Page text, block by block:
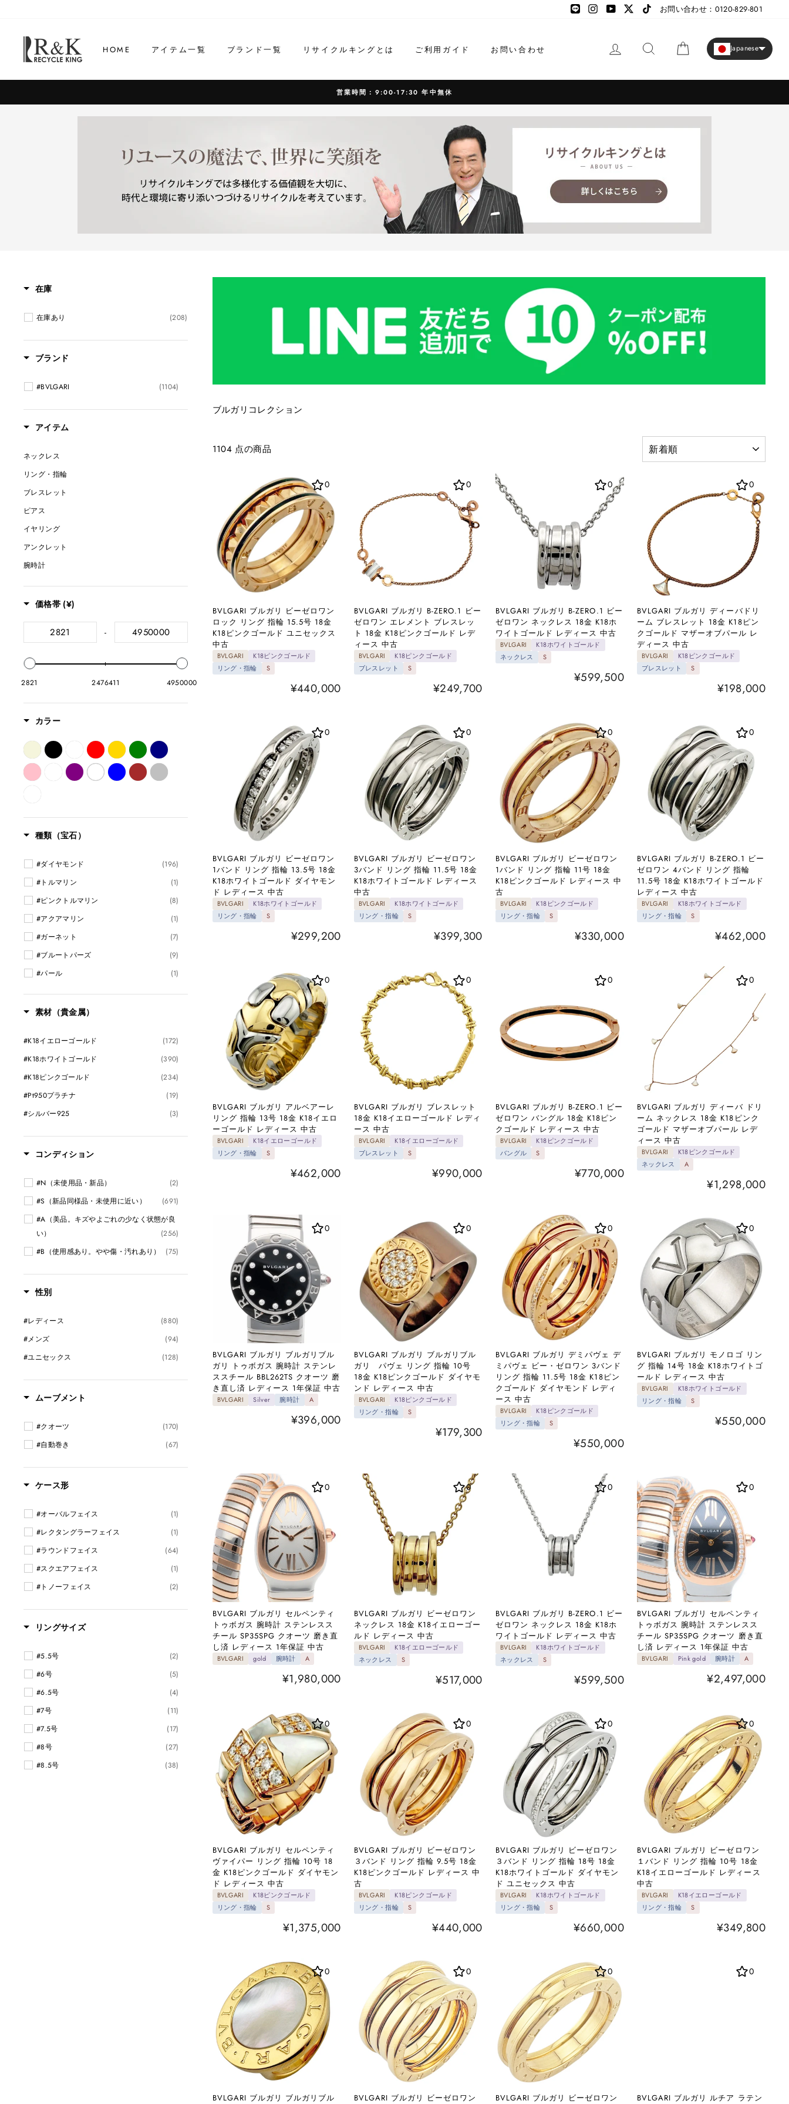
ス
LINE
LINE InstagramYouTube TikTok
お問い合わせ：0120-829-801
HOME アイテム一覧 ブランド一覧 リサイクルキングとは ご利用ガイド お問い合わせ ログイン カート Japanese
営業時間：9:00-17:30 年中無休
在庫
在庫あり (208)
ブランド
#BVLGARI (1104)
アイテム
ネックレス
リング・指輪
ブレスレット
ピアス
イヤリング
アンクレット
腕時計
ペンダント
コインペンダント
喜平
財布
価格帯 (¥)
-
2821 2476411 4950000
カラー
種類（宝石）
#ダイヤモンド
(196)
#トルマリン
(1)
#ピンクトルマリン
(8)
#アクアマリン
(1)
#ガーネット
(7)
#ブルートパーズ
(9)
#パール
(1)
素材（貴金属）
#K18イエローゴールド
(172)
#K18ホワイトゴールド
(390)
#K18ピンクゴールド
(234)
#Pt950プラチナ
(19)
#シルバー925
(3)
コンディション
#N（未使用品・新品）
(2)
#S（新品同様品・未使用に近い）
(691)
#A（美品。キズやよごれの少なく状態が良
い）
(256)
#B（使用感あり。やや傷・汚れあり）
(75)
性別
#レディース
(880)
#メンズ
(94)
#ユニセックス
(128)
ムーブメント
#クオーツ
(170)
#自動巻き
(67)
ケース形
#オーバルフェイス
(1)
#レクタングラーフェイス
(1)
#ラウンドフェイス
(64)
#スクエアフェイス
(1)
#トノーフェイス
(2)
リングサイズ
#5.5号
(2)
#6号
(5)
#6.5号
(4)
#7号
(11)
#7.5号
(17)
#8号
(27)
#8.5号
(38)
ブルガリコレクション
1104 点の商品
び
BVLGARI ブルガリ ビーゼロワン
ロック リング 指輪 15.5号 18金
K18ピンクゴールド ユニセックス
中古
BVLGARI
K18ピンクゴールド
リング・指輪
S
¥440,000
0
BVLGARI ブルガリ B-ZERO.1 ビー
ゼロワン エレメント ブレスレッ
ト 18金 K18ピンクゴールド レデ
ィース 中古
BVLGARI
K18ピンクゴールド
ブレスレット
S
¥249,700
0
BVLGARI ブルガリ B-ZERO.1 ビー
ゼロワン ネックレス 18金 K18ホ
ワイトゴールド レディース 中古
BVLGARI
K18ホワイトゴールド
ネックレス
S
¥599,500
0
BVLGARI ブルガリ ディーバドリ
ーム ブレスレット 18金 K18ピン
クゴールド マザーオブパール レ
ディース 中古
BVLGARI
K18ピンクゴールド
ブレスレット
S
¥198,000
0
BVLGARI ブルガリ ビーゼロワン
1バンド リング 指輪 13.5号 18金
K18ホワイトゴールド ダイヤモン
ド レディース 中古
BVLGARI
K18ホワイトゴールド
リング・指輪
S
¥299,200
0
BVLGARI ブルガリ ビーゼロワン
3バンド リング 指輪 11.5号 18金
K18ホワイトゴールド レディース
中古
BVLGARI
K18ホワイトゴールド
リング・指輪
S
¥399,300
0
BVLGARI ブルガリ ビーゼロワン
1バンド リング 指輪 11号 18金
K18ピンクゴールド レディース 中
古
BVLGARI
K18ピンクゴールド
リング・指輪
S
¥330,000
0
BVLGARI ブルガリ B-ZERO.1 ビー
ゼロワン 4バンド リング 指輪
11.5号 18金 K18ホワイトゴールド
レディース 中古
BVLGARI
K18ホワイトゴールド
リング・指輪
S
¥462,000
0
BVLGARI ブルガリ アルベアーレ
リング 指輪 13号 18金 K18イエロ
ーゴールド レディース 中古
BVLGARI
K18イエローゴールド
リング・指輪
S
¥462,000
0
BVLGARI ブルガリ ブレスレット
18金 K18イエローゴールド レディ
ース 中古
BVLGARI
K18イエローゴールド
ブレスレット
S
¥990,000
0
BVLGARI ブルガリ B-ZERO.1 ビー
ゼロワン バングル 18金 K18ピン
クゴールド レディース 中古
BVLGARI
K18ピンクゴールド
バングル
S
¥770,000
0
BVLGARI ブルガリ ディーバ ドリ
ーム ネックレス 18金 K18ピンク
ゴールド マザーオブパール レデ
ィース 中古
BVLGARI
K18ピンクゴールド
ネックレス
A
¥1,298,000
0
BVLGARI ブルガリ ブルガリブル
ガリ トゥボガス 腕時計 ステンレ
ススチール BBL262TS クオーツ 磨
き直し済 レディース 1年保証 中古
BVLGARI Silver 腕時計 A
¥396,000
0
BVLGARI ブルガリ ブルガリブル
ガリ パヴェ リング 指輪 10号
18金 K18ピンクゴールド ダイヤモ
ンド レディース 中古
BVLGARI
K18ピンクゴールド
リング・指輪
S
¥179,300
0
BVLGARI ブルガリ デミパヴェ デ
ミパヴェ ビー・ゼロワン 3バンド
リング 指輪 11.5号 18金 K18ピン
クゴールド ダイヤモンド レディ
ース 中古
BVLGARI
K18ピンクゴールド
リング・指輪
S
¥550,000
0
BVLGARI ブルガリ モノロゴ リン
グ 指輪 14号 18金 K18ホワイトゴ
ールド レディース 中古
BVLGARI
K18ホワイトゴールド
リング・指輪
S
¥550,000
0
BVLGARI ブルガリ セルペンティ
トゥボガス 腕時計 ステンレスス
チール SP35SPG クオーツ 磨き直
し済 レディース 1年保証 中古
BVLGARI gold 腕時計 A
¥1,980,000
0
BVLGARI ブルガリ ビーゼロワン
ネックレス 18金 K18イエローゴー
ルド レディース 中古
BVLGARI
K18イエローゴールド
ネックレス
S
¥517,000
0
BVLGARI ブルガリ B-ZERO.1 ビー
ゼロワン ネックレス 18金 K18ホ
ワイトゴールド レディース 中古
BVLGARI
K18ホワイトゴールド
ネックレス
S
¥599,500
0
BVLGARI ブルガリ セルペンティ
トゥボガス 腕時計 ステンレスス
チール SP35SPG クオーツ 磨き直
し済 レディース 1年保証 中古
BVLGARI Pink gold 腕時計 A
¥2,497,000
0
BVLGARI ブルガリ セルペンティ
ヴァイパー リング 指輪 10号 18
金 K18ピンクゴールド ダイヤモン
ド レディース 中古
BVLGARI
K18ピンクゴールド
リング・指輪
S
¥1,375,000
0
BVLGARI ブルガリ ビーゼロワン
３バンド リング 指輪 9.5号 18金
K18ピンクゴールド レディース 中
古
BVLGARI
K18ピンクゴールド
リング・指輪
S
¥440,000
0
BVLGARI ブルガリ ビーゼロワン
３バンド リング 指輪 18号 18金
K18ホワイトゴールド ダイヤモン
ド ユニセックス 中古
BVLGARI
K18ホワイトゴールド
リング・指輪
S
¥660,000
0
BVLGARI ブルガリ ビーゼロワン
１バンド リング 指輪 10号 18金
K18イエローゴールド レディース
中古
BVLGARI
K18イエローゴールド
リング・指輪
S
¥349,800
0
BVLGARI ブルガリ ブルガリブル
0
BVLGARI ブルガリ ビーゼロワン
0
BVLGARI ブルガリ ビーゼロワン
0
BVLGARI ブルガリ ルチア ラテン
0